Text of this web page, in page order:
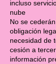
incluso
nube
No se
obligación
necesidad de
cesión a
información